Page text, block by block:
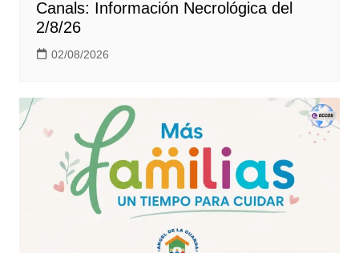
Canals: Información Necrológica del
2/8/26
02/08/2026